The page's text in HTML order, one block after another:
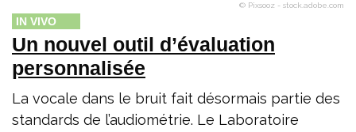
© Pixsooz - stock.adobe.com
IN VIVO
Un nouvel outil d’évaluation
personnalisée
La vocale dans le bruit fait désormais partie des
standards de l’audiométrie. Le Laboratoire